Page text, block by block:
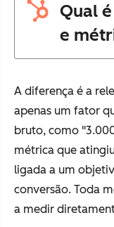
Qual
e
A diferença é a
apenas um fator
bruto, como
métrica que
ligada a um
conversão. Toda
a medir